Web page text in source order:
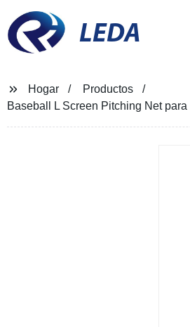
LEDA
Hogar
Productos
Baseball L Screen Pitching Net